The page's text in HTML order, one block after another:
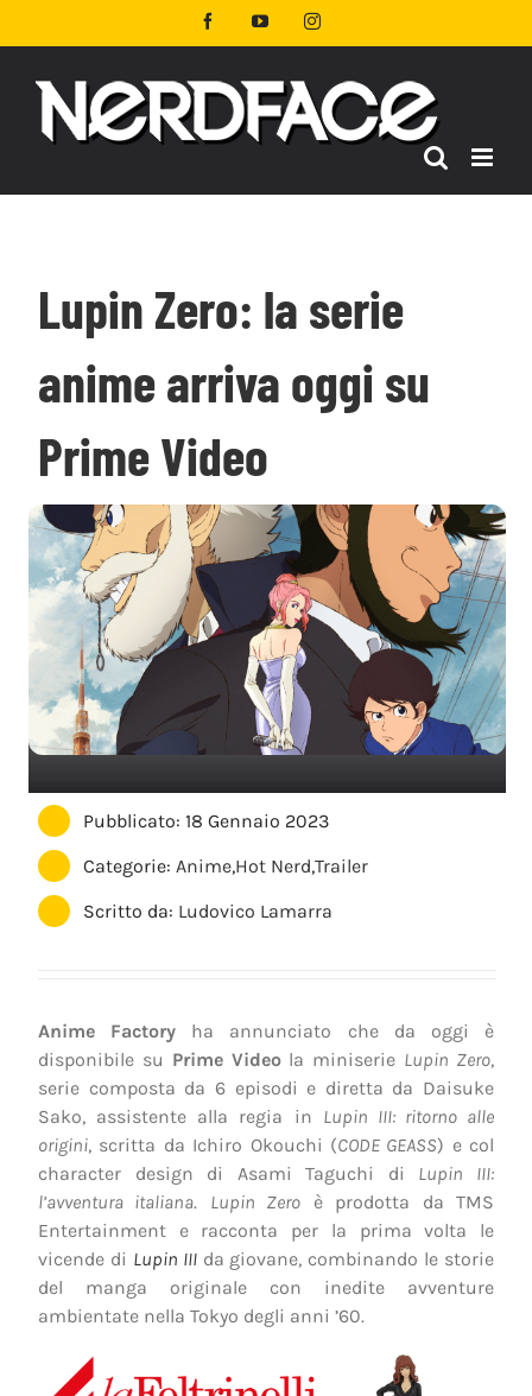
al
FacebookYouTubeInstagram
Lupin Zero: la serie
anime arriva oggi su
Prime Video
Pubblicato: 18 Gennaio 2023
Categorie:Anime,Hot Nerd,Trailer
Scritto da: Ludovico Lamarra
Anime Factory ha annunciato che da oggi è
disponibile su Prime Videola miniserie Lupin Zero,
serie composta da 6 episodi e diretta da Daisuke
Sako, assistente alla regia in Lupin III: ritorno alle
origini, scritta da Ichiro Okouchi (CODE GEASS) e col
character design di Asami Taguchi di Lupin III:
l’avventura italiana. Lupin Zero è prodotta da TMS
Entertainment e racconta per la prima volta le
vicende di Lupin IIIda giovane, combinando le storie
del manga originale con inedite avventure
ambientate nella Tokyo degli anni ’60.